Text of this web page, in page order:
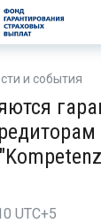
и события
UTC+5